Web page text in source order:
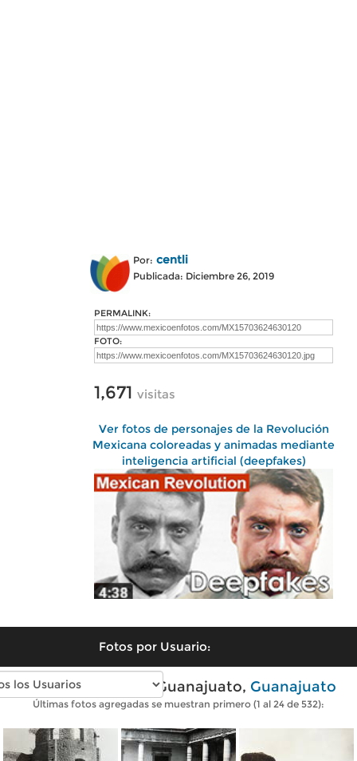
Por: centli
Publicada: Diciembre 26, 2019
PERMALINK:
FOTO:
1,671 visitas
Ver fotos de personajes de la Revolución
Mexicana coloreadas y animadas mediante
inteligencia artificial (deepfakes)
Fotos por Usuario:
Fotos antiguas de Guanajuato, Guanajuato
Últimas fotos agregadas se muestran primero (1 al 24 de 532):